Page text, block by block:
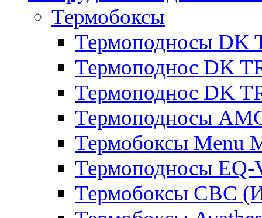
Термобоксы
Термоподносы DK
Термоподнос DK
Термоподнос DK
Термоподносы
Термобоксы Menu
Термоподносы EQ-
Термобоксы CBC